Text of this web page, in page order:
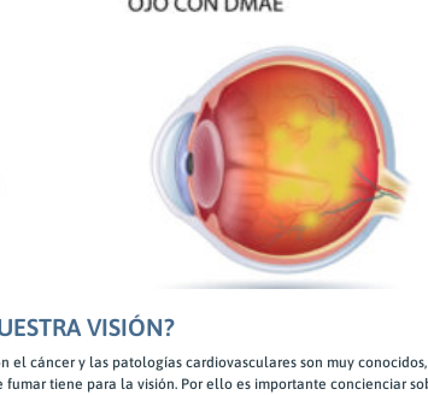
VISIÓN?
el cáncer y las patologías cardiovasculares son muy
tiene para la visión. Por ello es importante concienciar